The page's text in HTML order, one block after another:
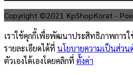
Copyright ©2021 KpShopKorat -
เราใช้คุกกี้เพื่อพัฒนาประสิทธิภาพการ
รายละเอียดได้ที่ นโยบายความเป็นส่วน
ตัวเองได้เองโดยคลิกที่ ตั้งค่า